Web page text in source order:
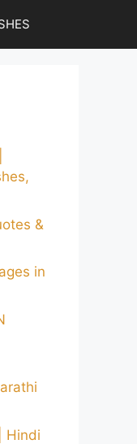
&
in
| Hindi